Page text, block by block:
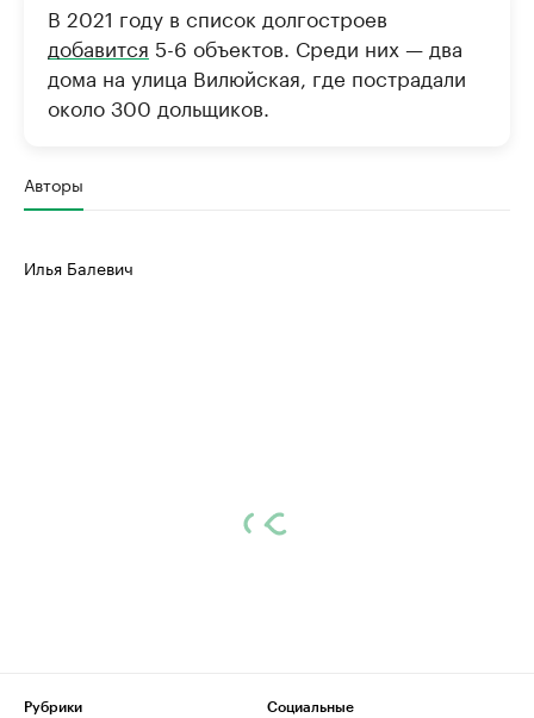
В 2021 году в список долгостроев
добавится 5-6 объектов. Среди них — два
дома на улица Вилюйская, где пострадали
около 300 дольщиков.
Авторы
Илья Балевич
Рубрики
Социальные